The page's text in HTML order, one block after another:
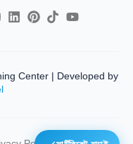
Center | Developed by